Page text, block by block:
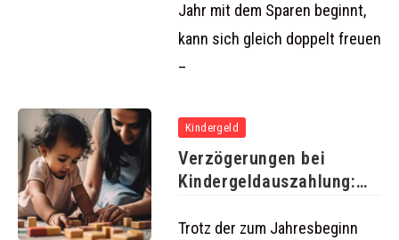
Jahr mit dem Sparen beginnt,
kann sich gleich doppelt freuen
–
Kindergeld
Verzögerungen bei
Kindergeldauszahlung:
wissen müssen
Trotz der zum Jahresbeginn